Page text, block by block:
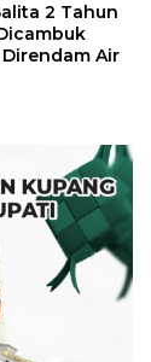
2 Tahun
Air